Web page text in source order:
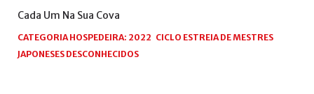
Cada Um Na Sua Cova
CATEGORIA HOSPEDEIRA: 2022 CICLO ESTREIA DE MESTRES
JAPONESES DESCONHECIDOS